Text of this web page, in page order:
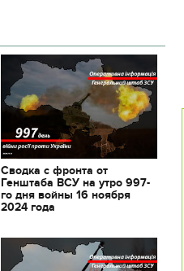
Сводка с фронта от
Генштаба ВСУ на утро 997-
го дня войны 16 ноября
2024 года